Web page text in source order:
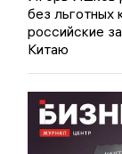
без льготных
российские
Китаю